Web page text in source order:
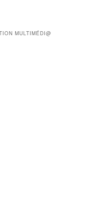
MULTIMÉDI@